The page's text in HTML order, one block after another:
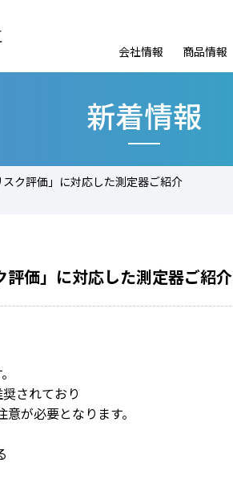
会社情報
商品情報
新着情報
ク評価」に対応した測定器ご紹介
評価」に対応した測定器ご紹介
されており
が必要となります。